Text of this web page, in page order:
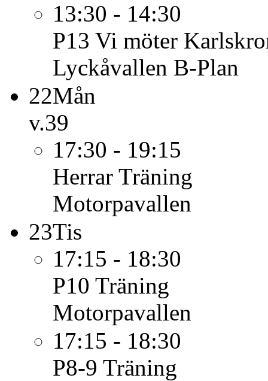
13:30 - 14:30
P13 Vi möter
Lyckåvallen B-Plan
22Mån
v.39
17:30 - 19:15
Herrar Träning
Motorpavallen
23Tis
17:15 - 18:30
P10 Träning
Motorpavallen
17:15 - 18:30
P8-9 Träning